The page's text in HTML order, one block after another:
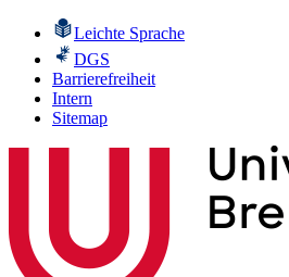
Leichte Sprache
DGS
Barrierefreiheit
Intern
Sitemap